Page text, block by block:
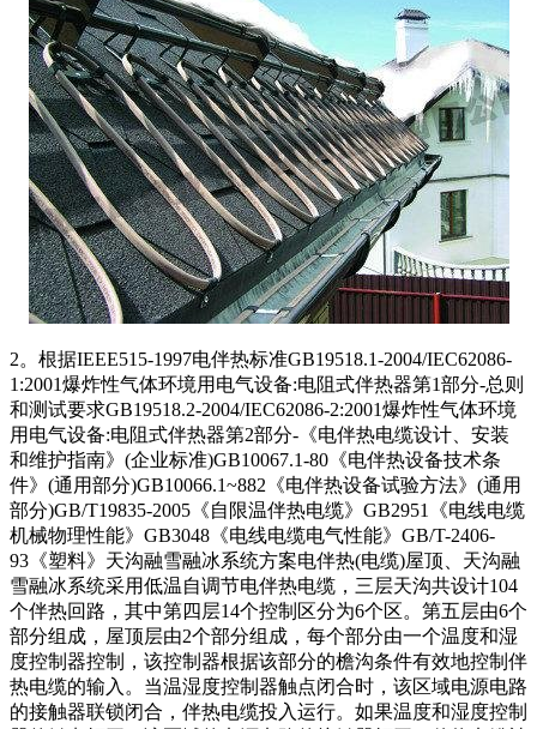
2。根据IEEE515-1997电伴热标准GB19518.1-2004/IEC62086-
1:2001爆炸性气体环境用电气设备:电阻式伴热器第1部分-总则
和测试要求GB19518.2-2004/IEC62086-2:2001爆炸性气体环境
用电气设备:电阻式伴热器第2部分-《电伴热电缆设计、安装
和维护指南》(企业标准)GB10067.1-80《电伴热设备技术条
件》(通用部分)GB10066.1~882《电伴热设备试验方法》(通用
部分)GB/T19835-2005《自限温伴热电缆》GB2951《电线电缆
机械物理性能》GB3048《电线电缆电气性能》GB/T-2406-
93《塑料》天沟融雪融冰系统方案电伴热(电缆)屋顶、天沟融
雪融冰系统采用低温自调节电伴热电缆，三层天沟共设计104
个伴热回路，其中第四层14个控制区分为6个区。第五层由6个
部分组成，屋顶层由2个部分组成，每个部分由一个温度和湿
度控制器控制，该控制器根据该部分的檐沟条件有效地控制伴
热电缆的输入。当温湿度控制器触点闭合时，该区域电源电路
的接触器联锁闭合，伴热电缆投入运行。如果温度和湿度控制